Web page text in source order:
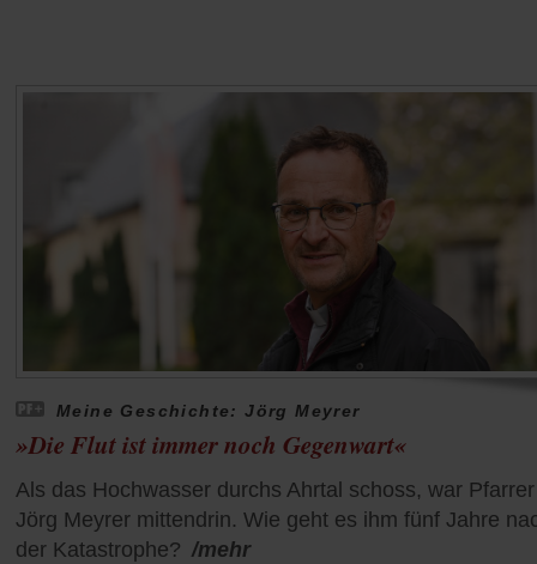
Meine Geschichte: Jörg Meyrer
»Die Flut ist immer noch Gegenwart«
Als das Hochwasser durchs Ahrtal schoss, war Pfarrer
Jörg Meyrer mittendrin. Wie geht es ihm fünf Jahre
der Katastrophe? /mehr